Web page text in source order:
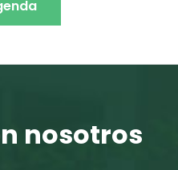
nosotros